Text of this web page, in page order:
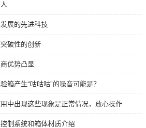
展的先进科技
破性的创新
优势凸显
箱产生“咕咕咕”的噪音可能是？
中出现这些现象是正常情况，放心操作
制系统和箱体材质介绍